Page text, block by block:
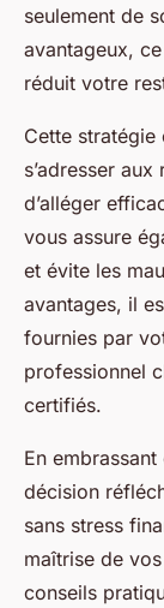
seulement de
avantageux,
réduit votre
Cette
s’adresser
d’alléger
vous assure
et évite les
avantages, il
fournies par
professionnel
certifiés.
En
décision
sans stress
maîtrise de
conseils